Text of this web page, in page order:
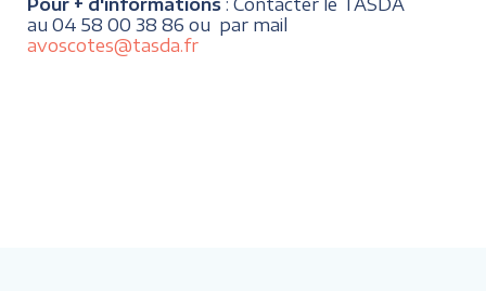
au 04 58 00 38 86 ou par mail
avoscotes@tasda.fr